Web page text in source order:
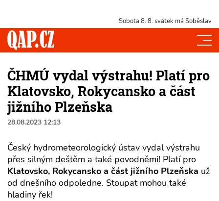
Sobota 8. 8. svátek má Soběslav
ČHMÚ vydal výstrahu! Platí pro
Klatovsko, Rokycansko a část
jižního Plzeňska
28.08.2023 12:13
Český hydrometeorologický ústav vydal výstrahu
přes silným deštěm a také povodněmi! Platí pro
Klatovsko, Rokycansko a část jižního Plzeňska už
od dnešního odpoledne. Stoupat mohou také
hladiny řek!